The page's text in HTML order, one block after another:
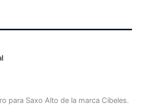
para Saxo Alto de la marca Cibeles.